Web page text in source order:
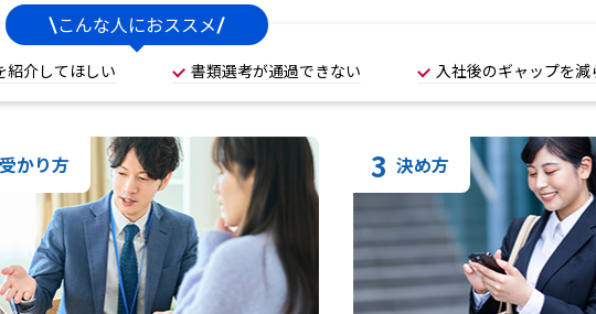
こんな人におススメ
紹介してほしい 書類選考が通過できない 入社後のギャップを減
受かり方 3 決め方